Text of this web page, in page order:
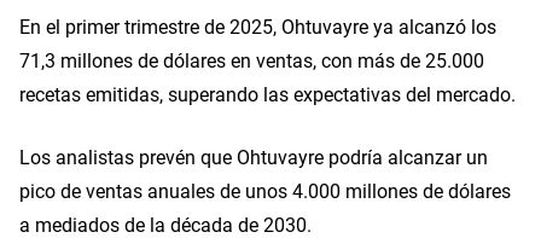
En el primer trimestre de 2025, Ohtuvayre ya alcanzó los
71,3 millones de dólares en ventas, con más de 25.000
recetas emitidas, superando las expectativas del mercado.
Los analistas prevén que Ohtuvayre podría alcanzar un
pico de ventas anuales de unos 4.000 millones de dólares
a mediados de la década de 2030.